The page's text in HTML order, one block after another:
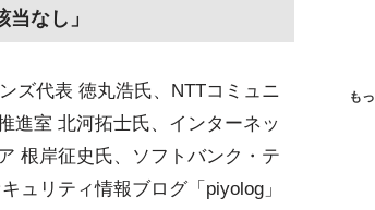
なし」
ズ代表 徳丸浩氏、NTTコミュニ
進室 北河拓士氏、インターネッ
根岸征史氏、ソフトバンク・テ
ュリティ情報ブログ「piyolog」
も